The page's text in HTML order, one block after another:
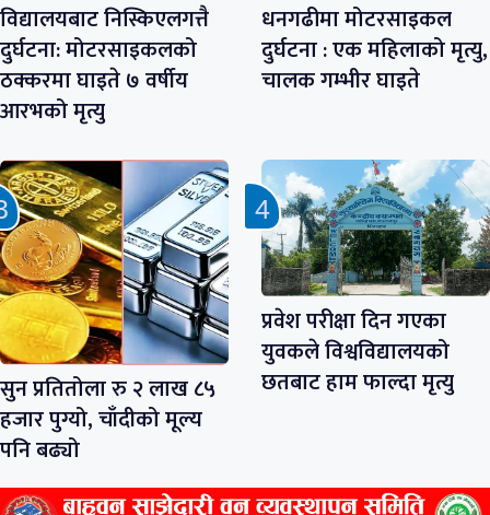
विद्यालयबाट निस्किएलगत्तै
दुर्घटना: मोटरसाइकलको
ठक्करमा घाइते ७ वर्षीय
आरभको मृत्यु
धनगढीमा मोटरसाइकल
दुर्घटना : एक महिलाको मृत्यु,
चालक गम्भीर घाइते
सुन प्रतितोला रु २ लाख ८५
हजार पुग्यो, चाँदीको मूल्य
पनि बढ्यो
प्रवेश परीक्षा दिन गएका
युवकले विश्वविद्यालयको
छतबाट हाम फाल्दा मृत्यु